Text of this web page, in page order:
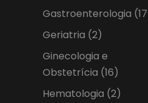
Gastroenterologia
Geriatria (2)
Ginecologia e
Obstetrícia (16)
Hematologia (2)